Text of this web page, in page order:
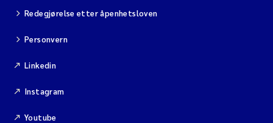
Redegjørelse etter åpenhetsloven
Personvern
Linkedin
Instagram
Youtube